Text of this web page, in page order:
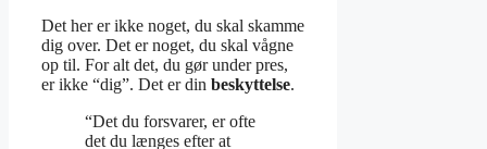
Det her er ikke noget, du skal skamme
dig over. Det er noget, du skal vågne
op til. For alt det, du gør under pres,
er ikke “dig”. Det er din beskyttelse.
“Det du forsvarer, er ofte
det du længes efter at